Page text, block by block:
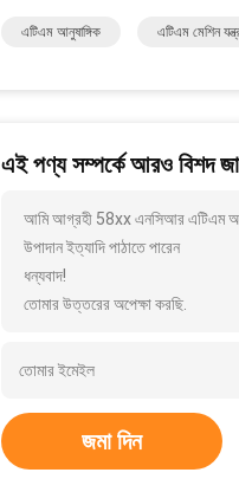
এটিএম আনুষাঙ্গিক এটিএম মেশিন
এই পণ্য সম্পর্কে আরও বিশদ
আমি আগ্রহী 58xx এনসিআর এটিএম
উপাদান ইত্যাদি পাঠাতে পারেন
ধন্যবাদ!
তোমার উত্তরের অপেক্ষা করছি.
জমা দিন